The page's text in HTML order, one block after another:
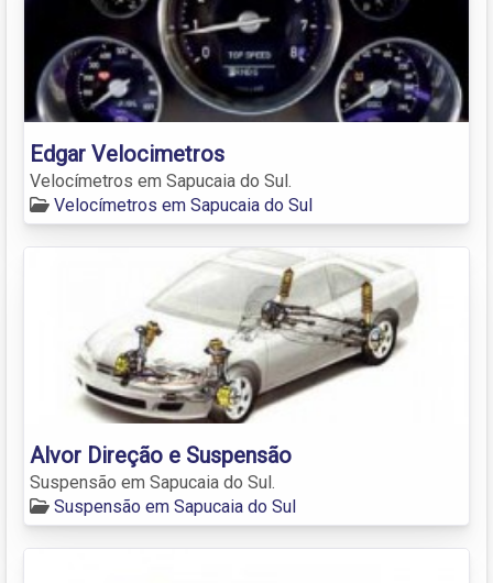
Edgar Velocimetros
Velocímetros em Sapucaia do Sul.
Velocímetros em Sapucaia do Sul
Alvor Direção e Suspensão
Suspensão em Sapucaia do Sul.
Suspensão em Sapucaia do Sul